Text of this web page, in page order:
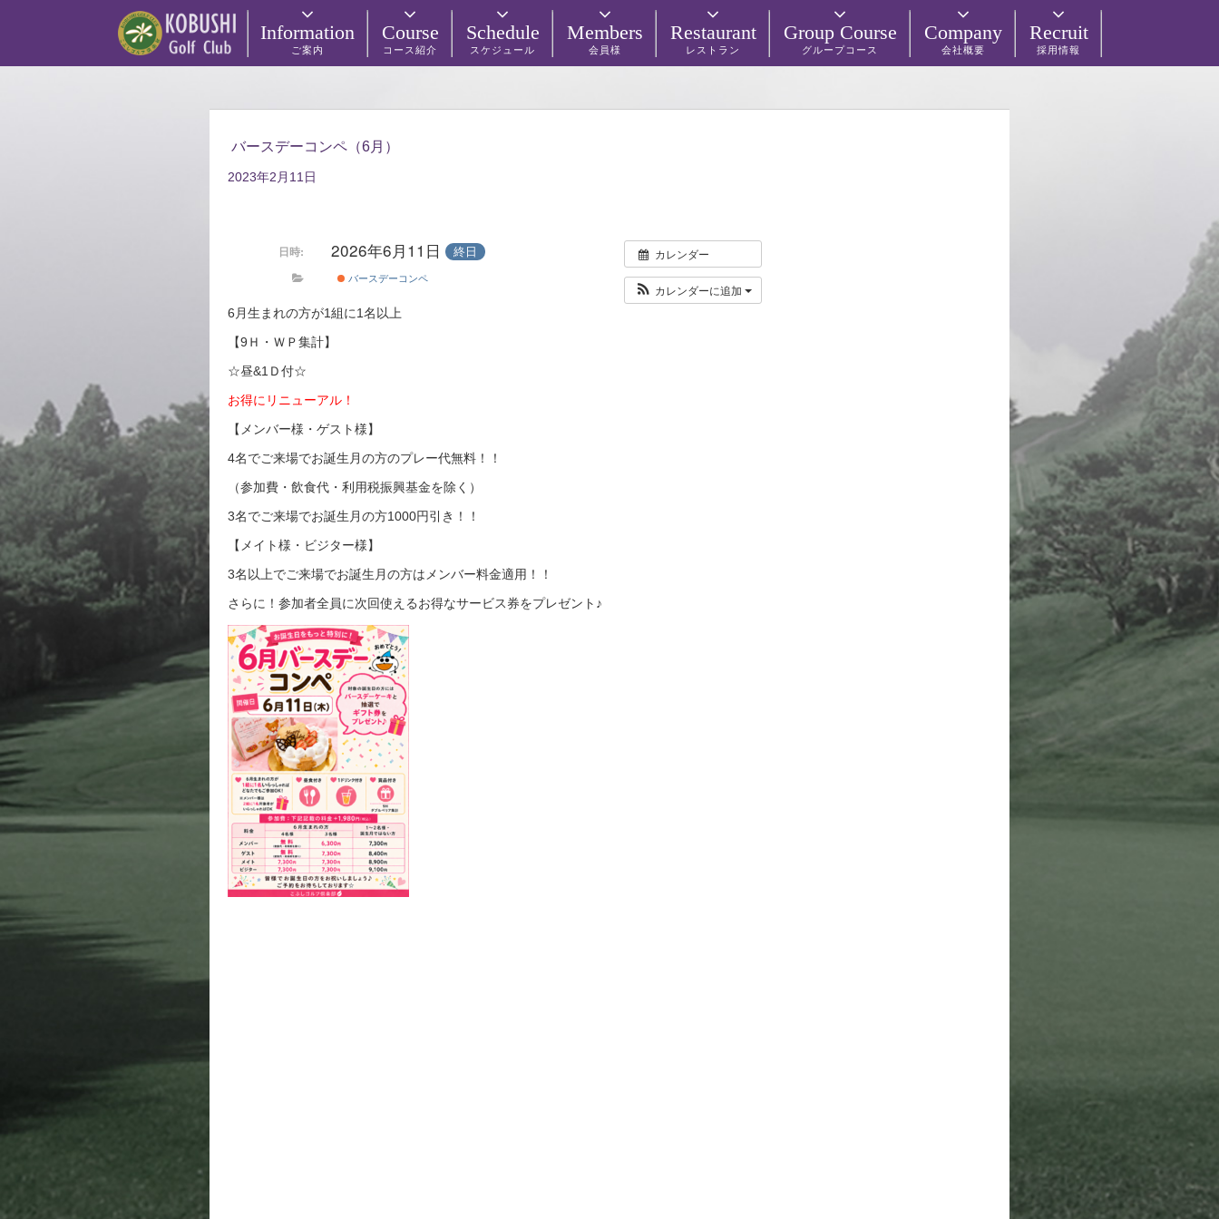
Information
ご案内
Course
コース紹介
Schedule
スケジュール
Members
会員様
Restaurant
レストラン
Group Course
グループコース
Company
会社概要
Recruit
採用情報
バースデーコンペ（6月）
2023年2月11日
カレンダー
カレンダーに追加
日時: 2026年6月11日 終日
バースデーコンペ
6月生まれの方が1組に1名以上
【9Ｈ・ＷＰ集計】
☆昼&1Ｄ付☆
お得にリニューアル！
【メンバー様・ゲスト様】
4名でご来場でお誕生月の方のプレー代無料！！
（参加費・飲食代・利用税振興基金を除く）
3名でご来場でお誕生月の方1000円引き！！
【メイト様・ビジター様】
3名以上でご来場でお誕生月の方はメンバー料金適用！！
さらに！参加者全員に次回使えるお得なサービス券をプレゼント♪